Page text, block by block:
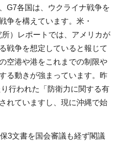
G7各国は、ウクライナ戦争を
争を構えています。米・
）レポートでは、アメリカが
戦争を想定していると報じて
空港や港をこれまでの制限や
る動きが強まっています。昨
行われた「防衛力に関する有
れていますし、現に沖縄で始
3文書を国会審議も経ず閣議